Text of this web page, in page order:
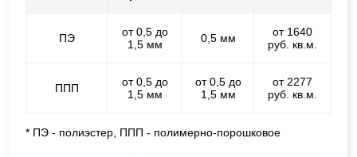
ПЭ
от 0,5 до
1,5 мм
0,5 мм
от 1640
руб. кв.м.
ППП
от 0,5 до
1,5 мм
от 0,5 до
1,5 мм
от 2277
руб. кв.м.
* ПЭ - полиэстер, ППП - полимерно-порошковое